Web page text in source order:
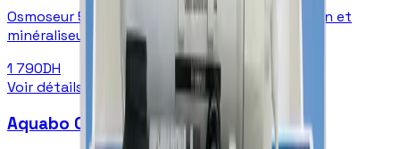
Osmoseur 5 étapes avec pompe haute pression et
minéraliseur. Élimine 99,9 % des contaminants.
1 790DH
Voir détails
Aquabo Open Case 6 étapes